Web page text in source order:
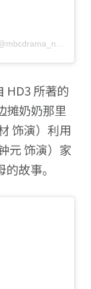
A post shared by MBC DRAMA official (@mbcdrama_now)
HD3 所著的
摊奶奶那里
饰演）利用
元 饰演）家
故事。